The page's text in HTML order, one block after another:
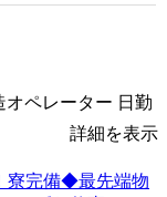
ペレーター 日勤
詳細を表示